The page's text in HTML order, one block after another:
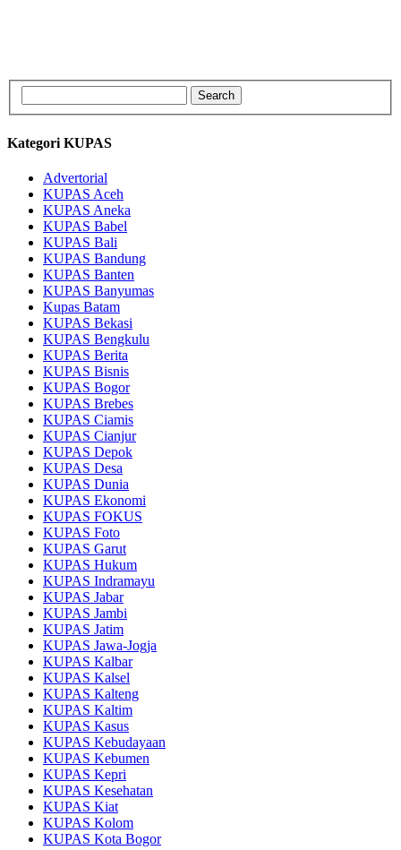
Kategori KUPAS
Advertorial
KUPAS Aceh
KUPAS Aneka
KUPAS Babel
KUPAS Bali
KUPAS Bandung
KUPAS Banten
KUPAS Banyumas
Kupas Batam
KUPAS Bekasi
KUPAS Bengkulu
KUPAS Berita
KUPAS Bisnis
KUPAS Bogor
KUPAS Brebes
KUPAS Ciamis
KUPAS Cianjur
KUPAS Depok
KUPAS Desa
KUPAS Dunia
KUPAS Ekonomi
KUPAS FOKUS
KUPAS Foto
KUPAS Garut
KUPAS Hukum
KUPAS Indramayu
KUPAS Jabar
KUPAS Jambi
KUPAS Jatim
KUPAS Jawa-Jogja
KUPAS Kalbar
KUPAS Kalsel
KUPAS Kalteng
KUPAS Kaltim
KUPAS Kasus
KUPAS Kebudayaan
KUPAS Kebumen
KUPAS Kepri
KUPAS Kesehatan
KUPAS Kiat
KUPAS Kolom
KUPAS Kota Bogor